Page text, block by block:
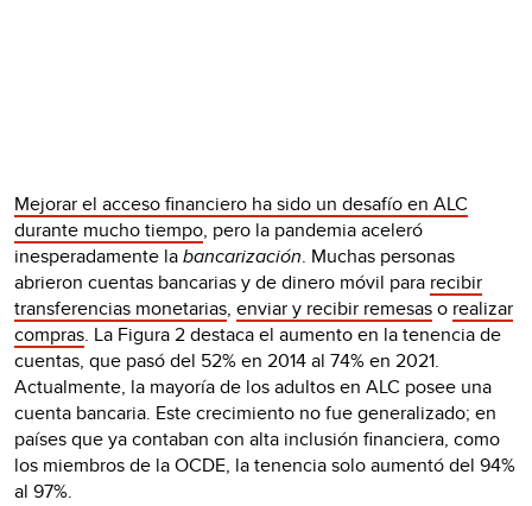
Mejorar el acceso financiero ha sido un desafío en ALC
durante mucho tiempo, pero la pandemia aceleró
inesperadamente labancarización. Muchas personas
abrieron cuentas bancarias y de dinero móvil para recibir
transferencias monetarias, enviar y recibir remesaso realizar
compras. La Figura 2 destaca el aumento en la tenencia de
cuentas, que pasó del 52% en 2014 al 74% en 2021.
Actualmente, la mayoría de los adultos en ALC posee una
cuenta bancaria. Este crecimiento no fue generalizado; en
países que ya contaban con alta inclusión financiera, como
los miembros de la OCDE, la tenencia solo aumentó del 94%
al 97%.